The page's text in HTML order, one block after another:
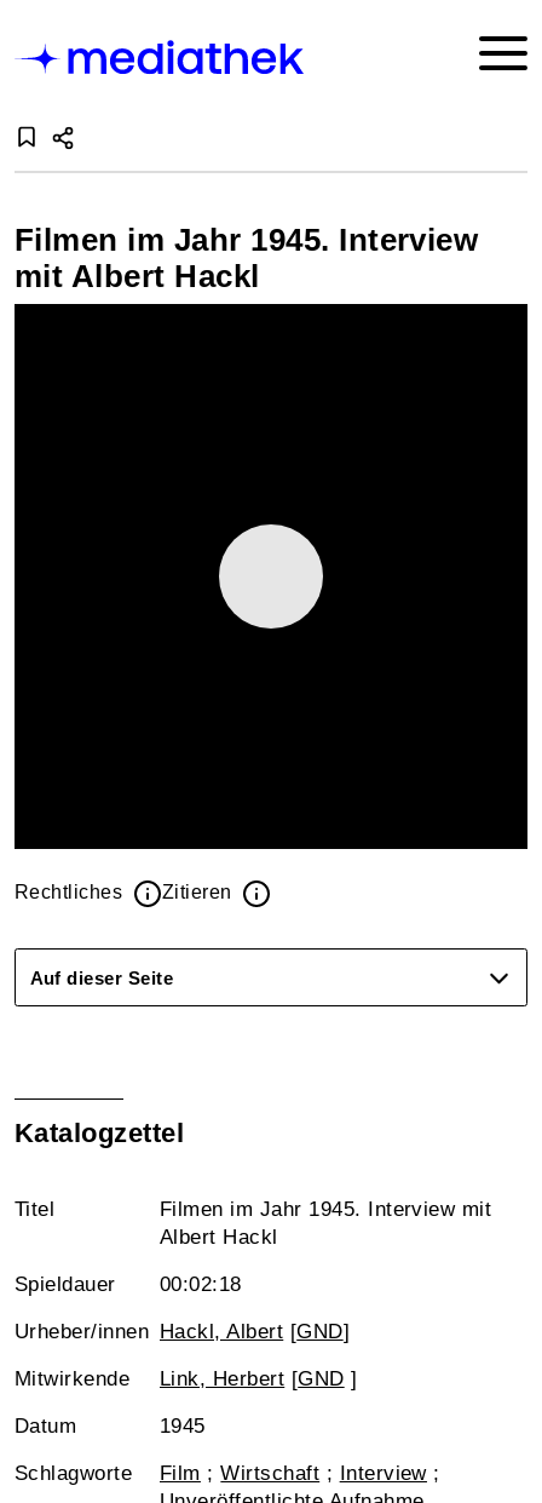
Filmen im Jahr 1945. Interview
mit Albert Hackl
Rechtliches Zitieren
Auf dieser Seite
Katalogzettel
Titel
Filmen im Jahr 1945. Interview mit
Albert Hackl
Spieldauer 00:02:18
Urheber/innen Hackl, Albert [GND]
Mitwirkende Link, Herbert [GND ]
Datum 1945
Schlagworte Film ;Wirtschaft ; Interview;